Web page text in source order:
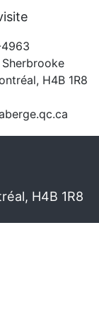
H4B 1R8
H4B 1R8